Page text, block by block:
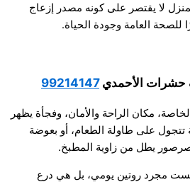
لا يقتصر على كونه مصدر إزعاج
العامة وجودة الحياة.
حشرات الأحمدي99214147
مكان الراحة والأمان، وفجأة يظهر
على طاولة الطعام، أو بعوضة
يطل من زاوية المطبخ.
مجرد روتين يومي، بل هي درع